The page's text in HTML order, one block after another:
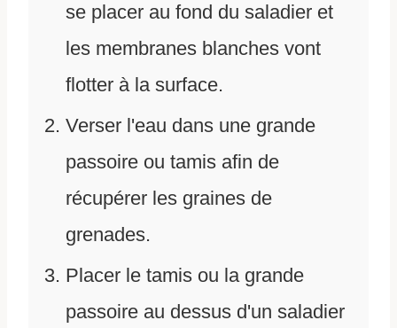
se placer au fond du saladier et
les membranes blanches vont
flotter à la surface.
Verser l'eau dans une grande
passoire ou tamis afin de
récupérer les graines de
grenades.
Placer le tamis ou la grande
passoire au dessus d'un saladier